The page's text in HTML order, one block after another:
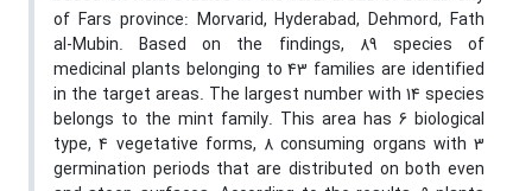
of Fars province: Morvarid, Hyderabad, Dehmord, Fath
al-Mubin. Based on the findings, 89 species of
medicinal plants belonging to 43 families are identified
in the target areas. The largest number with 14 species
belongs to the mint family. This area has 6 biological
type, 4 vegetative forms, 8 consuming organs with 3
germination periods that are distributed on both even